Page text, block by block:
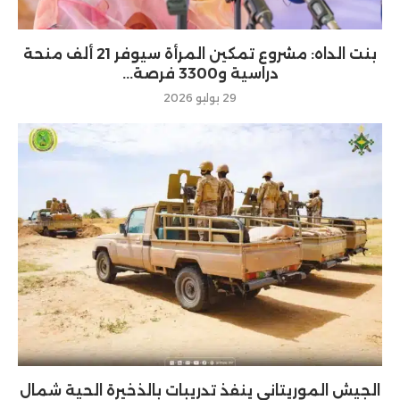
بنت الداه: مشروع تمكين المرأة سيوفر 21 ألف منحة
دراسية و3300 فرصة...
29 يوليو 2026
الجيش الموريتاني ينفذ تدريبات بالذخيرة الحية شمال